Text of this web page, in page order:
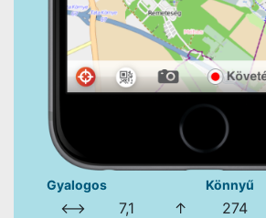
Gyalogos Könnyű
⟷ 7,1 ↑ 274